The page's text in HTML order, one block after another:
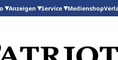
Anzeigen Service Medienshop